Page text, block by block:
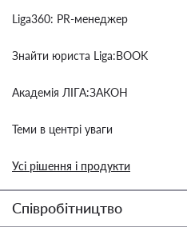
Liga360: PR-менеджер
Знайти юриста Liga:BOOK
Академія ЛІГА:ЗАКОН
Теми в центрі уваги
Усі рішення і продукти
Співробітництво